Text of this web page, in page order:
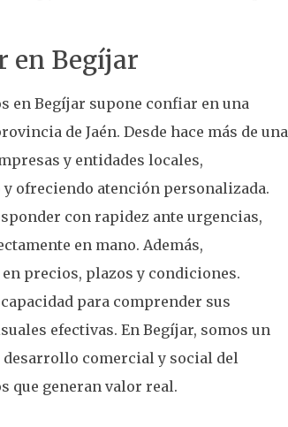
en Begíjar
Begíjar supone confiar en una
de Jaén. Desde hace más de una
y entidades locales,
ofreciendo atención personalizada.
con rapidez ante urgencias,
en mano. Además,
precios, plazos y condiciones.
para comprender sus
efectivas. En Begíjar, somos un
comercial y social del
que generan valor real.